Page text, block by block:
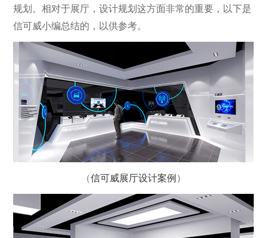
规划。相对于展厅，设计规划这方面非常的重要，以下是
信可威小编总结的，以供参考。
（信可威展厅设计案例 ）